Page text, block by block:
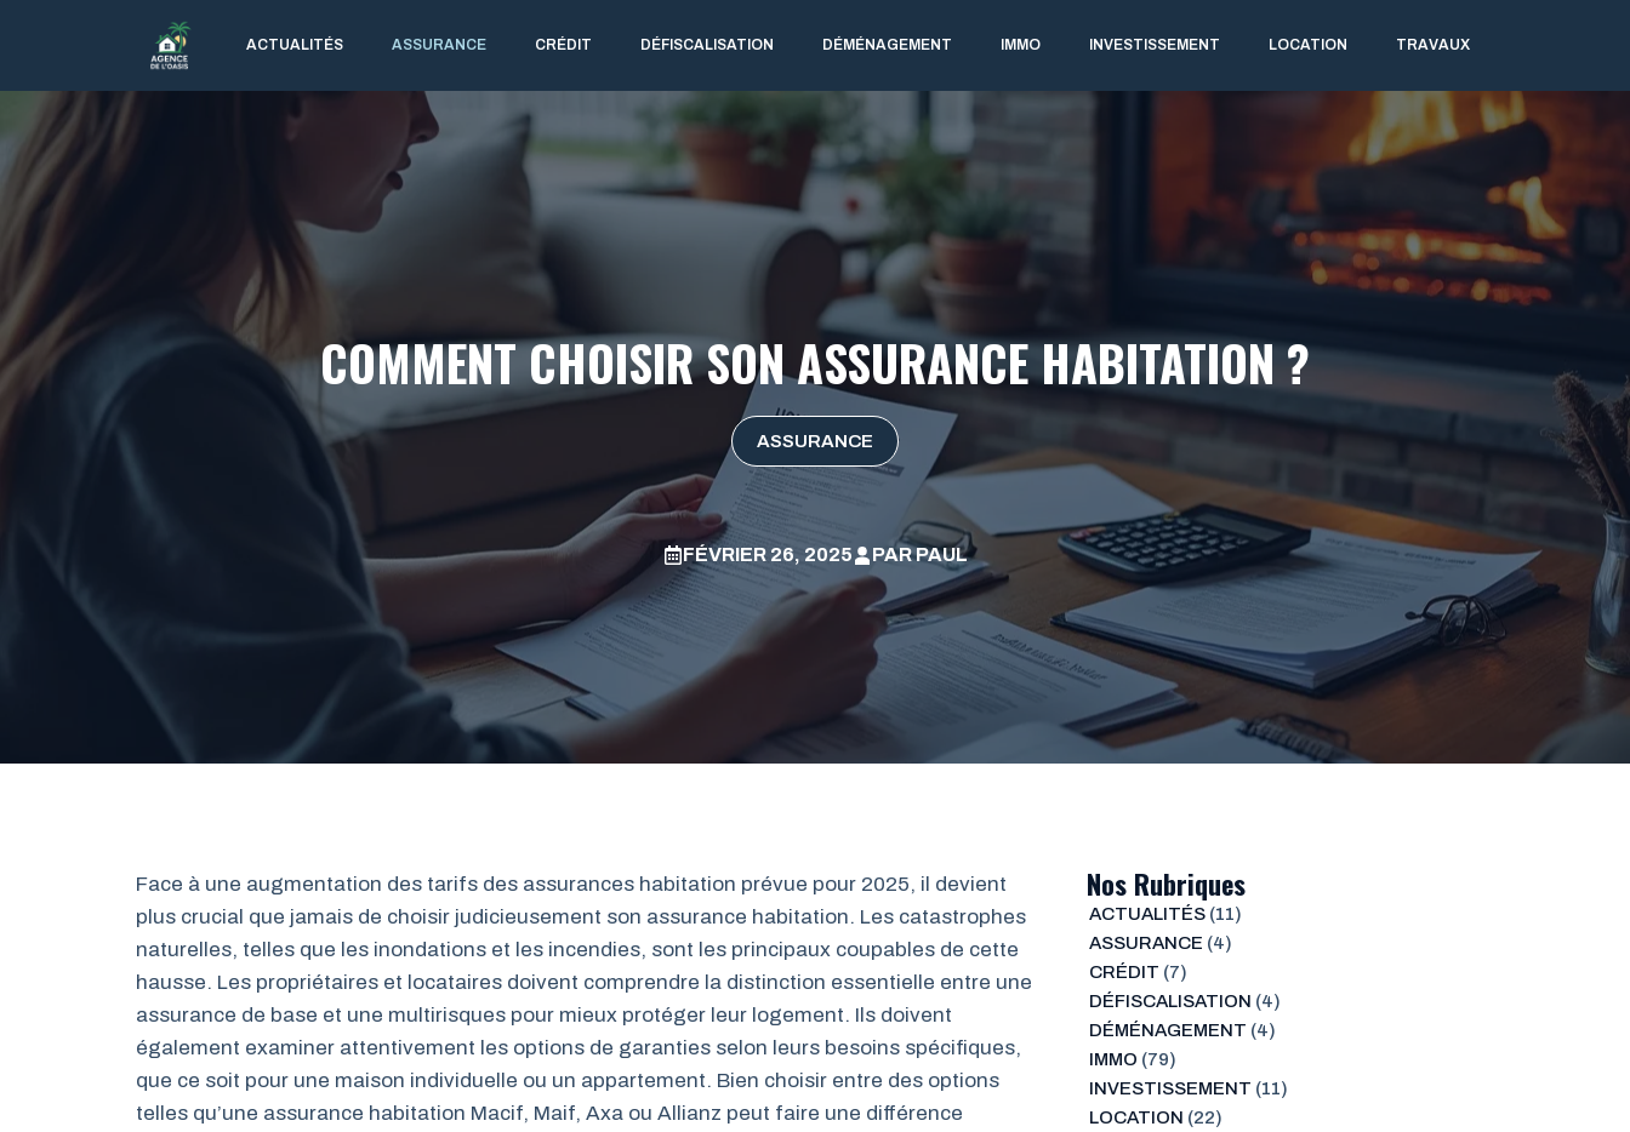
ACTUALITÉS ASSURANCE CRÉDIT DÉFISCALISATION DÉMÉNAGEMENT IMMO INVESTISSEMENT LOCATION TRAVAUX
COMMENT CHOISIR SON ASSURANCE HABITATION ?
ASSURANCE
FÉVRIER 26, 2025 PARPAUL
Face à une augmentation des tarifs des assurances habitation prévue pour 2025, il devient
plus crucial que jamais de choisir judicieusement son assurance habitation. Les catastrophes
naturelles, telles que les inondations et les incendies, sont les principaux coupables de cette
hausse. Les propriétaires et locataires doivent comprendre la distinction essentielle entre une
assurance de base et une multirisques pour mieux protéger leur logement. Ils doivent
également examiner attentivement les options de garanties selon leurs besoins spécifiques,
que ce soit pour une maison individuelle ou un appartement. Bien choisir entre des options
telles qu’une assurance habitation Macif, Maif, Axa ou Allianz peut faire une différence
Nos Rubriques
ACTUALITÉS(11)
ASSURANCE (4)
CRÉDIT (7)
DÉFISCALISATION (4)
DÉMÉNAGEMENT (4)
IMMO (79)
INVESTISSEMENT (11)
LOCATION (22)